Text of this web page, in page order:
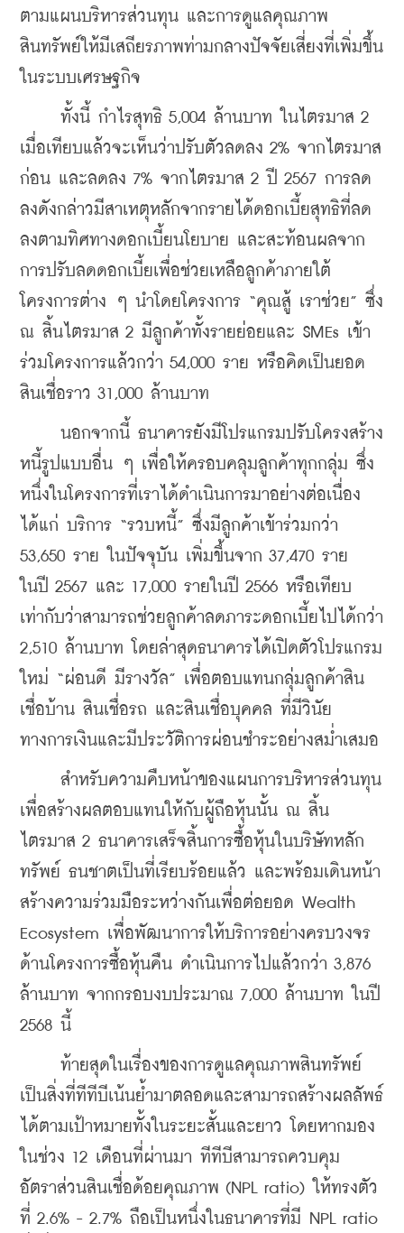
ตามแผนบริหารส่วนทุน และการดูแลคุณภาพ
สินทรัพย์ให้มีเสถียรภาพท่ามกลางปัจจัยเสี่ยงที่เพิ่มขึ้น
ในระบบเศรษฐกิจ
ทั้งนี้ กำไรสุทธิ 5,004 ล้านบาท ในไตรมาส 2
เมื่อเทียบแล้วจะเห็นว่าปรับตัวลดลง 2% จากไตรมาส
ก่อน และลดลง 7% จากไตรมาส 2 ปี 2567 การลด
ลงดังกล่าวมีสาเหตุหลักจากรายได้ดอกเบี้ยสุทธิที่ลด
ลงตามทิศทางดอกเบี้ยนโยบาย และสะท้อนผลจาก
การปรับลดดอกเบี้ยเพื่อช่วยเหลือลูกค้าภายใต้
โครงการต่าง ๆ นำโดยโครงการ “คุณสู้ เราช่วย” ซึ่ง
ณ สิ้นไตรมาส 2 มีลูกค้าทั้งรายย่อยและ SMEs เข้า
ร่วมโครงการแล้วกว่า 54,000 ราย หรือคิดเป็นยอด
สินเชื่อราว 31,000 ล้านบาท
นอกจากนี้ ธนาคารยังมีโปรแกรมปรับโครงสร้าง
หนี้รูปแบบอื่น ๆ เพื่อให้ครอบคลุมลูกค้าทุกกลุ่ม ซึ่ง
หนึ่งในโครงการที่เราได้ดำเนินการมาอย่างต่อเนื่อง
ได้แก่ บริการ “รวบหนี้” ซึ่งมีลูกค้าเข้าร่วมกว่า
53,650 ราย ในปัจจุบัน เพิ่มขึ้นจาก 37,470 ราย
ในปี 2567 และ 17,000 รายในปี 2566 หรือเทียบ
เท่ากับว่าสามารถช่วยลูกค้าลดภาระดอกเบี้ยไปได้กว่า
2,510 ล้านบาท โดยล่าสุดธนาคารได้เปิดตัวโปรแกรม
ใหม่ “ผ่อนดี มีรางวัล” เพื่อตอบแทนกลุ่มลูกค้าสิน
เชื่อบ้าน สินเชื่อรถ และสินเชื่อบุคคล ที่มีวินัย
ทางการเงินและมีประวัติการผ่อนชำระอย่างสม่ำเสมอ
สำหรับความคืบหน้าของแผนการบริหารส่วนทุน
เพื่อสร้างผลตอบแทนให้กับผู้ถือหุ้นนั้น ณ สิ้น
ไตรมาส 2 ธนาคารเสร็จสิ้นการซื้อหุ้นในบริษัทหลัก
ทรัพย์ ธนชาตเป็นที่เรียบร้อยแล้ว และพร้อมเดินหน้า
สร้างความร่วมมือระหว่างกันเพื่อต่อยอด Wealth
Ecosystem เพื่อพัฒนาการให้บริการอย่างครบวงจร
ด้านโครงการซื้อหุ้นคืน ดำเนินการไปแล้วกว่า 3,876
ล้านบาท จากกรอบงบประมาณ 7,000 ล้านบาท ในปี
2568 นี้
ท้ายสุดในเรื่องของการดูแลคุณภาพสินทรัพย์
เป็นสิ่งที่ทีทีบีเน้นย้ำมาตลอดและสามารถสร้างผลลัพธ์
ได้ตามเป้าหมายทั้งในระยะสั้นและยาว โดยหากมอง
ในช่วง 12 เดือนที่ผ่านมา ทีทีบีสามารถควบคุม
อัตราส่วนสินเชื่อด้อยคุณภาพ (NPL ratio) ให้ทรงตัว
ที่ 2.6% - 2.7% ถือเป็นหนึ่งในธนาคารที่มี NPL ratio